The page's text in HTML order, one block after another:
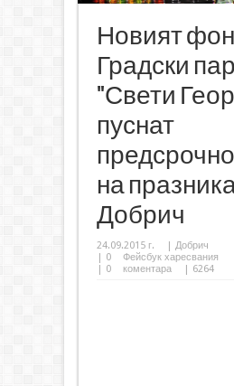
Новият
Градски
"Свети
пуснат
на
Добрич
24.09.2015 г.
Добрич
0
Фейсбук харесвания
0 коментара | 6264